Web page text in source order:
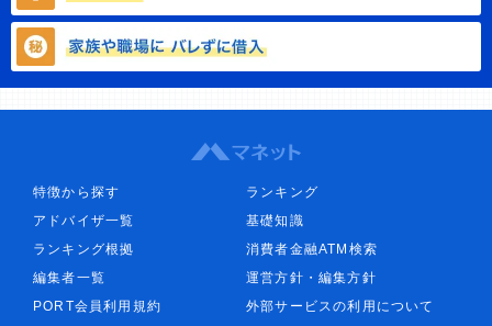
特徴から探す
ランキング
アドバイザ一覧
基礎知識
ランキング根拠
消費者金融ATM検索
編集者一覧
運営方針・編集方針
PORT会員利用規約
外部サービスの利用について